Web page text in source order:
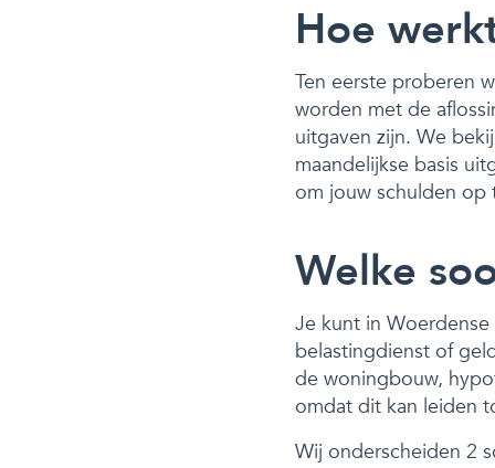
Hoe
Ten eerste proberen
worden met de
uitgaven zijn. We
maandelijkse basis
om jouw schulden op
Welke
Je kunt in
belastingdienst of
de woningbouw,
omdat dit kan leiden
Wij onderscheiden 2